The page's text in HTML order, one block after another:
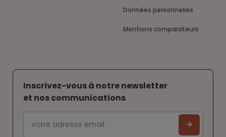
Données personnelles
Mentions comparateurs
Inscrivez-vous à notre newsletter
et nos communications